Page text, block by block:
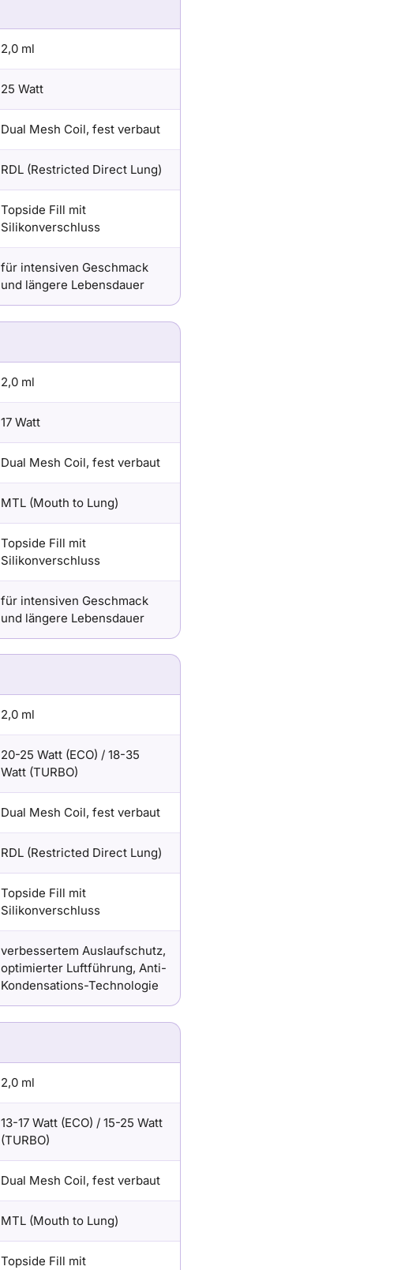
2,0 ml
25 Watt
Dual Mesh Coil, fest verbaut
RDL (Restricted Direct Lung)
Topside Fill mit
Silikonverschluss
für intensiven Geschmack
und längere Lebensdauer
2,0 ml
17 Watt
Dual Mesh Coil, fest verbaut
MTL (Mouth to Lung)
Topside Fill mit
Silikonverschluss
für intensiven Geschmack
und längere Lebensdauer
2,0 ml
20-25 Watt (ECO) / 18-35
Watt (TURBO)
Dual Mesh Coil, fest verbaut
RDL (Restricted Direct Lung)
Topside Fill mit
Silikonverschluss
verbessertem Auslaufschutz,
optimierter Luftführung, Anti-
Kondensations-Technologie
2,0 ml
13-17 Watt (ECO) / 15-25 Watt
(TURBO)
Dual Mesh Coil, fest verbaut
MTL (Mouth to Lung)
Topside Fill mit